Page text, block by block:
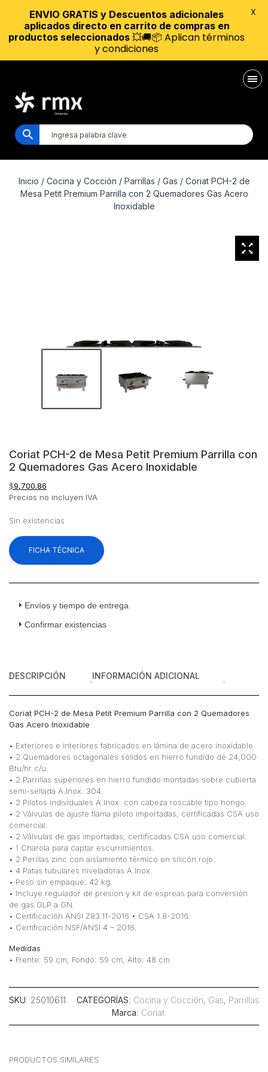
Inicio / Cocina y Cocción / Parrillas / Gas / Coriat PCH-2 de
Mesa Petit Premium Parrilla con 2 Quemadores Gas Acero
Inoxidable
Coriat PCH-2 de Mesa Petit Premium Parrilla con
2 Quemadores Gas Acero Inoxidable
$9,700.86
Precios no incluyen IVA
Sin existencias
FICHA TÉCNICA
Envíos y tiempo de entrega
Confirmar existencias
DESCRIPCIÓN INFORMACIÓN ADICIONAL
Coriat PCH-2 de Mesa Petit Premium Parrilla con 2 Quemadores
Gas Acero Inoxidable
• Exteriores e interiores fabricados en lámina de acero inoxidable.
• 2 Quemadores octagonales sólidos en hierro fundido de 24,000
Btu/hr c/u.
• 2 Parrillas superiores en hierro fundido montadas sobre cubierta
semi-sellada A.Inox. 304.
• 2 Pilotos individuales A.Inox. con cabeza roscable tipo hongo.
• 2 Válvulas de ajuste flama piloto importadas, certificadas CSA uso
comercial.
• 2 Válvulas de gas importadas, certificadas CSA uso comercial.
• 1 Charola para captar escurrimientos.
• 2 Perillas zinc con aislamiento térmico en silicón rojo.
• 4 Patas tubulares niveladoras A.Inox.
• Peso sin empaque: 42 kg.
• Incluye regulador de presion y kit de espreas para conversión
de gas GLP a GN.
• Certificación ANSI Z83.11-2016 • CSA 1.8-2016.
• Certificación NSF/ANSI 4 – 2016.
Medidas
• Frente: 59 cm, Fondo: 59 cm, Alto: 48 cm
SKU: 25010611 CATEGORÍAS: Cocina y Cocción, Gas, Parrillas
Marca: Coriat
PRODUCTOS SIMILARES
ENVIO GRATIS y Descuentos adicionales
aplicados directo en carrito de compras en
productos seleccionados 💥🚚📦 Aplican términos
y condiciones
X